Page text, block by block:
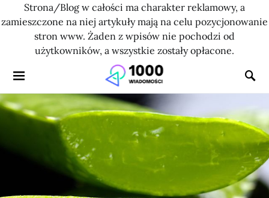
Strona/Blog w całości ma charakter reklamowy, a
zamieszczone na niej artykuły mają na celu pozycjonowanie
stron www. Żaden z wpisów nie pochodzi od
użytkowników, a wszystkie zostały opłacone.